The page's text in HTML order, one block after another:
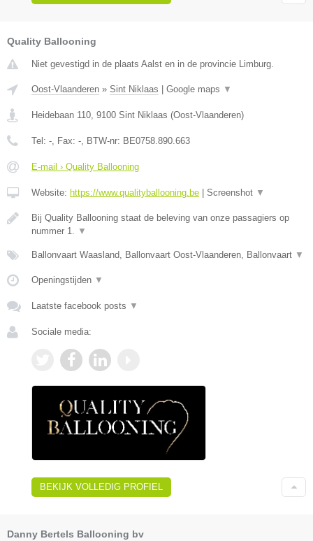
Quality Ballooning
Niet gevestigd in de plaats Aalst en in de provincie Limburg.
Oost-Vlaanderen » Sint Niklaas Google maps ▼
Heidebaan 110 9100 Sint Niklaas (Oost-Vlaanderen)
Tel: - , Fax: - , BTW-nr: BE0758.890.663
E-mail › Quality Ballooning
Website: https://www.qualityballooning.be Screenshot ▼
Bij Quality Ballooning staat de beleving van onze passagiers op
nummer 1.
▼
Ballonvaart Waasland, Ballonvaart Oost-Vlaanderen, Ballonvaart ▼
Openingstijden ▼
Laatste facebook posts ▼
Sociale media:
BEKIJK VOLLEDIG PROFIEL
Danny Bertels Ballooning bv